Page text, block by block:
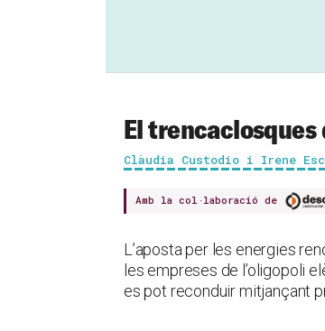
El
Clàudia Custodio i Irene
Amb la col·laboració de
L’aposta per les energies
les empreses de l’oligopoli
es pot reconduir mitjançant